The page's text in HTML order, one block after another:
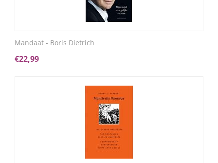
Mandaat - Boris Dietrich
€22,99